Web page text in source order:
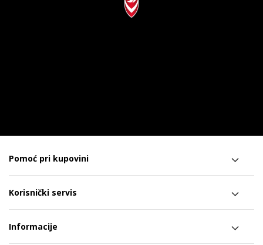
Pomoć pri kupovini
Korisnički servis
Informacije